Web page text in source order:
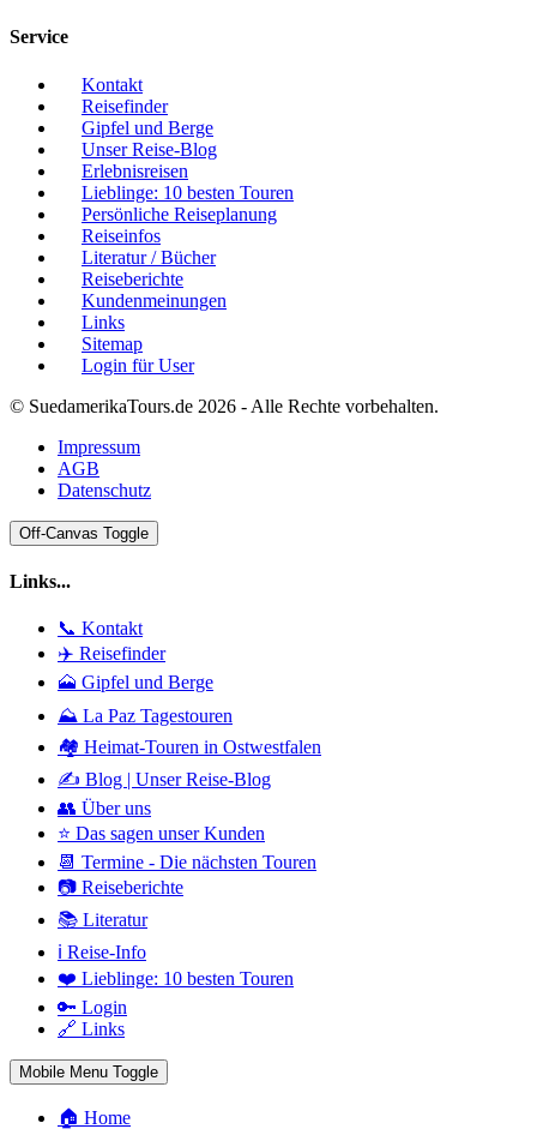
Service
Kontakt
Reisefinder
Gipfel und Berge
Unser Reise-Blog
Erlebnisreisen
Lieblinge: 10 besten Touren
Persönliche Reiseplanung
Reiseinfos
Literatur / Bücher
Reiseberichte
Kundenmeinungen
Links
Sitemap
Login für User
© SuedamerikaTours.de 2026 - Alle Rechte vorbehalten.
Impressum
AGB
Datenschutz
Off-Canvas Toggle
Links...
📞 Kontakt
✈️ Reisefinder
🗻 Gipfel und Berge
⛰️ La Paz Tagestouren
🏘️ Heimat-Touren in Ostwestfalen
✍️ Blog | Unser Reise-Blog
👥 Über uns
⭐ Das sagen unser Kunden
📆 Termine - Die nächsten Touren
📷 Reiseberichte
📚 Literatur
ℹ️ Reise-Info
❤️ Lieblinge: 10 besten Touren
🔑 Login
🔗 Links
Mobile Menu Toggle
🏠 Home